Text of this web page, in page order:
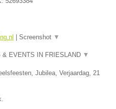
Screenshot ▼
& EVENTS IN FRIESLAND ▼
Jubilea, Verjaardag, 21